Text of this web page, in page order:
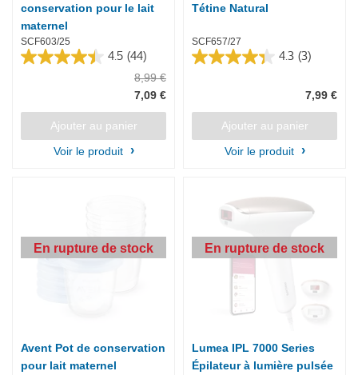
conservation pour le lait
maternel
SCF603/25
4.5 (44)
4.5
8,99 €
7,09 €
Ajouter au panier
Voir le produit
Tétine Natural
SCF657/27
4.3 (3)
4.3
7,99 €
Ajouter au panier
Voir le produit
En rupture de stock
Avent Pot de conservation
pour lait maternel
En rupture de stock
Lumea IPL 7000 Series
Épilateur à lumière pulsée